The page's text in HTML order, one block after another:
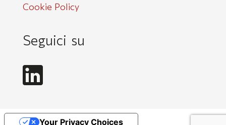
Cookie Policy
Seguici su
Your Privacy Choices